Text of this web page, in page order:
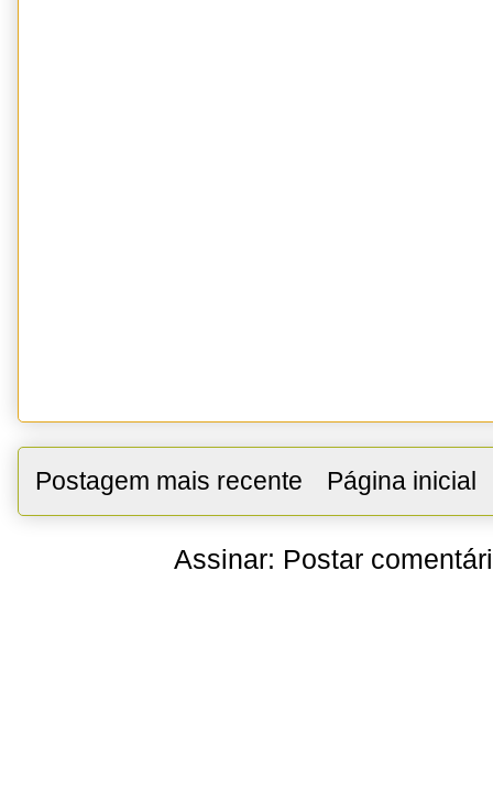
Postagem mais recente Página inicial
Assinar: Postar